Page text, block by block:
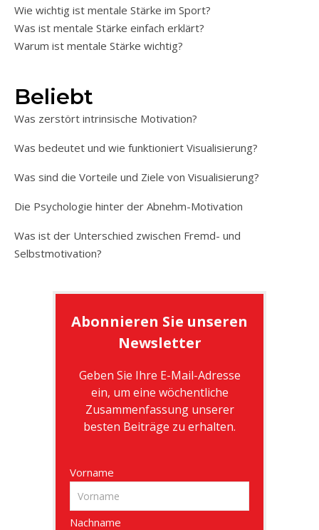
Wie wichtig ist mentale Stärke im Sport?
Was ist mentale Stärke einfach erklärt?
Warum ist mentale Stärke wichtig?
Beliebt
Was zerstört intrinsische Motivation?
Was bedeutet und wie funktioniert Visualisierung?
Was sind die Vorteile und Ziele von Visualisierung?
Die Psychologie hinter der Abnehm-Motivation
Was ist der Unterschied zwischen Fremd- und
Selbstmotivation?
Abonnieren Sie unseren
Newsletter
Geben Sie Ihre E-Mail-Adresse
ein, um eine wöchentliche
Zusammenfassung unserer
besten Beiträge zu erhalten.
Vorname
Nachname